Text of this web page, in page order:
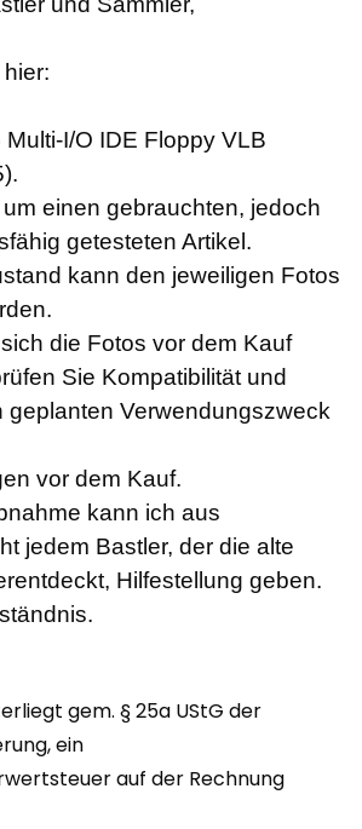
I/O IDE Floppy VLB
einen gebrauchten, jedoch
getesteten Artikel.
kann den jeweiligen Fotos
die Fotos vor dem Kauf
Sie Kompatibilität und
geplanten Verwendungszweck
vor dem Kauf.
kann ich aus
jedem Bastler, der die alte
Hilfestellung geben.
gem. § 25a UStG der
ein
auf der Rechnung